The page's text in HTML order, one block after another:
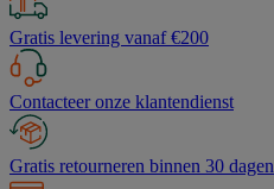
Gratis levering vanaf €200
Contacteer onze klantendienst
Gratis retourneren binnen 30 dagen